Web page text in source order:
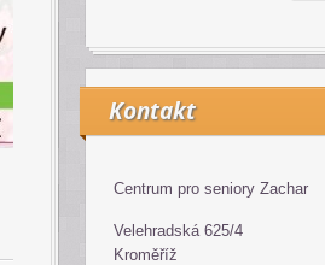
Kontakt
Centrum pro seniory Zachar
Velehradská 625/4
Kroměříž